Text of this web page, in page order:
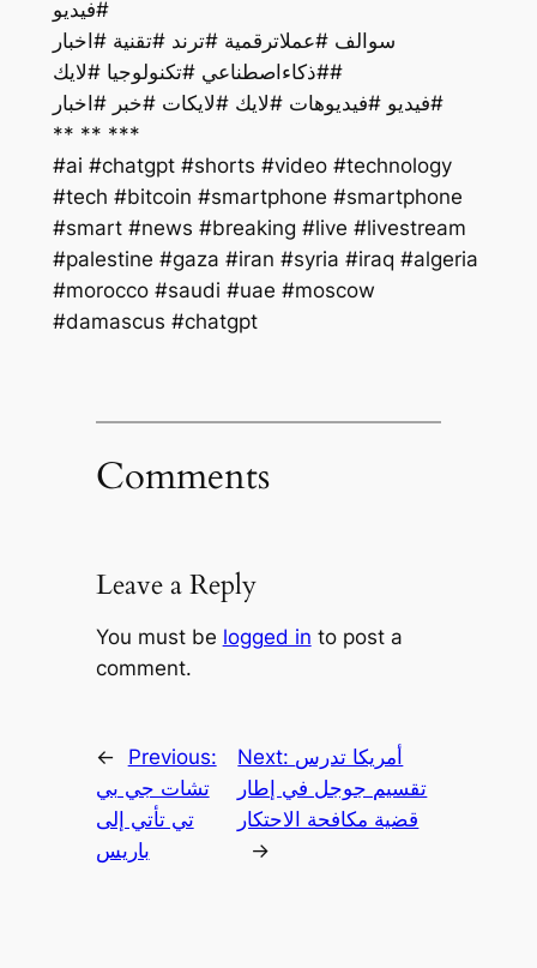
#فيديو
سوالف #عملاترقمية #ترند #تقنية #اخبار
#ذكاءاصطناعي #تكنولوجيا #لايك#
فيديو #فيديوهات #لايك #لايكات #خبر #اخبار#
** ** ***
#ai #chatgpt #shorts #video #technology
#tech #bitcoin #smartphone #smartphone
#smart #news #breaking #live #livestream
#palestine #gaza #iran #syria #iraq #algeria
#morocco #saudi #uae #moscow
#damascus #chatgpt
Comments
Leave a Reply
You must be logged in to post a
comment.
←
Previous:
تشات جي بي
تي تأتي إلى
باريس
Next: أمريكا تدرس
تقسيم جوجل في إطار
قضية مكافحة الاحتكار
→